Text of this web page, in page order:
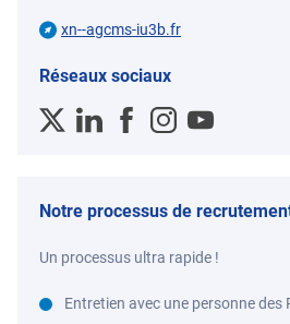
xn--agcms-iu3b.fr
Réseaux sociaux
Notre processus de
Un processus ultra rapide !
Entretien avec une personne des